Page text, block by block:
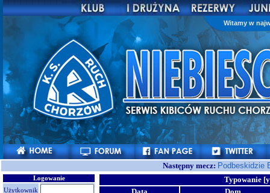
Witamy w
Następny mecz: Podbeskidzie
Logowanie
Użytkownik
Typowanie